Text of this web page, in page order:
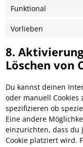
Funktional
Vorlieben
8.
Löschen von
Du kannst deinen
oder manuell Cookies
spezifizieren ob
Eine andere
einzurichten, dass du
Cookie platziert wird.